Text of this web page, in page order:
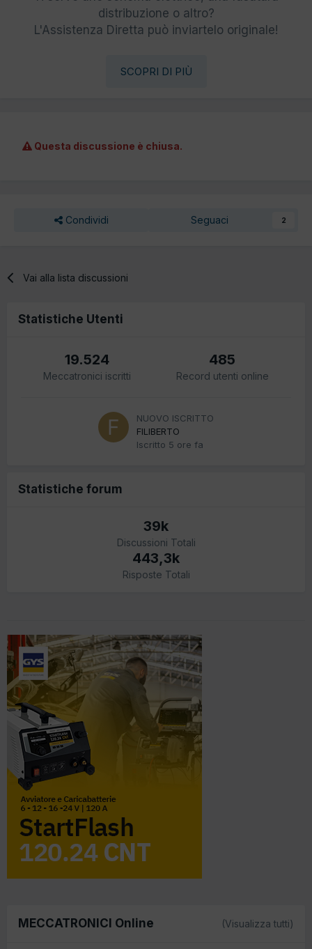
distribuzione o altro?
L'Assistenza Diretta può inviartelo originale!
SCOPRI DI PIÙ
Questa discussione è chiusa.
Condividi Seguaci 2
Vai alla lista discussioni
Statistiche Utenti
19.524
Meccatronici iscritti
485
Record utenti online
NUOVO ISCRITTO
FILIBERTO
Iscritto 5 ore fa
Statistiche forum
39k
Discussioni Totali
443,3k
Risposte Totali
MECCATRONICI Online (Visualizza tutti)